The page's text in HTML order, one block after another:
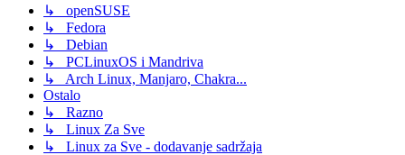
↳ openSUSE
↳ Fedora
↳ Debian
↳ PCLinuxOS i Mandriva
↳ Arch Linux, Manjaro, Chakra...
Ostalo
↳ Razno
↳ Linux Za Sve
↳ Linux za Sve - dodavanje sadržaja